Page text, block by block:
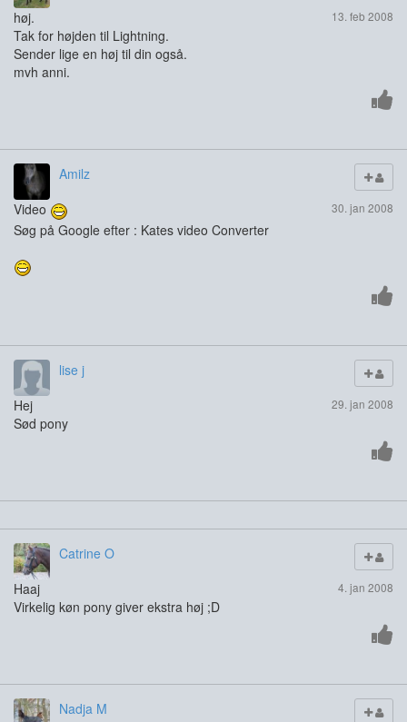
13. feb 2008
høj.
Tak for højden til Lightning.
Sender lige en høj til din også.
mvh anni.
Amilz
30. jan 2008
Video
Søg på Google efter : Kates video Converter
lise j
29. jan 2008
Hej
Sød pony
Catrine O
4. jan 2008
Haaj
Virkelig køn pony giver ekstra høj ;D
Nadja M